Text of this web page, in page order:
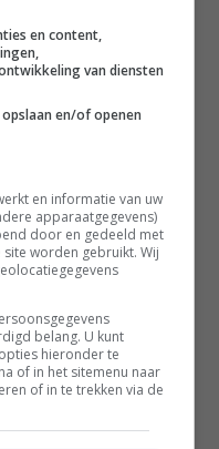
op matig vuur
druppel olie over
erdoor. Schud de
Prak de avocado’s
op smaak.
en goudbruin. Keer
en serveer met de
en content,
van diensten
en/of openen
en informatie van uw
apparaatgegevens)
door en gedeeld met
worden gebruikt. Wij
belang. U kunt
hieronder te
of in het sitemenu naar
of in te trekken via de